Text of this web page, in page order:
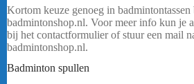
Kortom keuze genoeg in
badmintonshop.nl. Voor meer info kun je
bij het contactformulier of stuur een mail
badmintonshop.nl.
Badminton spullen